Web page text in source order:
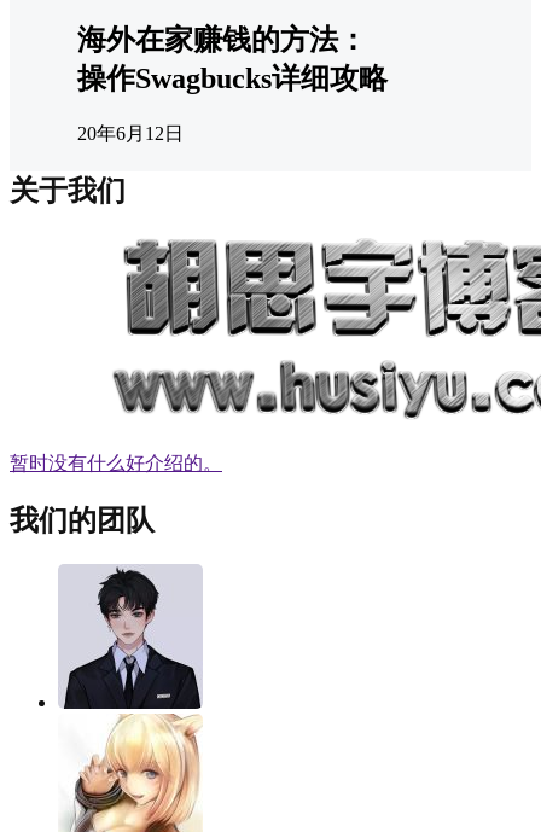
海外在家赚钱的方法：
操作Swagbucks详细攻略
20年6月12日
关于我们
暂时没有什么好介绍的。
我们的团队